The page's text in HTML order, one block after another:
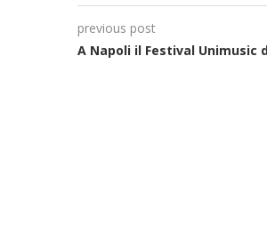
previous post
A Napoli il Festival Unimusic